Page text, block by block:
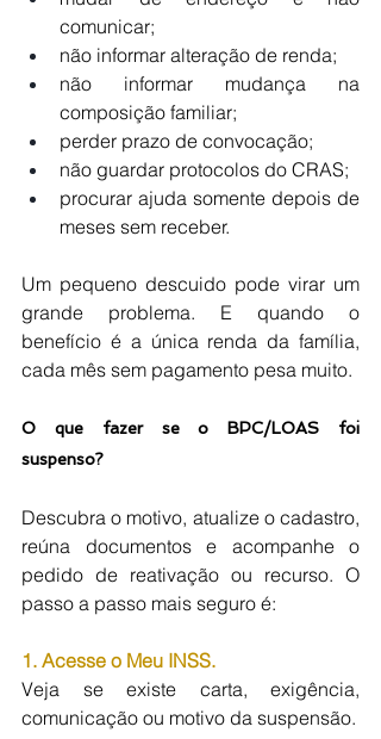
comunicar;
não informar alteração de renda;
não informar mudança na
composição familiar;
perder prazo de convocação;
não guardar protocolos do CRAS;
procurar ajuda somente depois de
meses sem receber.
Um pequeno descuido pode virar um
grande problema. E quando o
benefício é a única renda da família,
cada mês sem pagamento pesa muito.
O que fazer se o BPC/LOAS foi
suspenso?
Descubra o motivo, atualize o cadastro,
reúna documentos e acompanhe o
pedido de reativação ou recurso. O
passo a passo mais seguro é:
1. Acesse o Meu INSS.
Veja se existe carta, exigência,
comunicação ou motivo da suspensão.